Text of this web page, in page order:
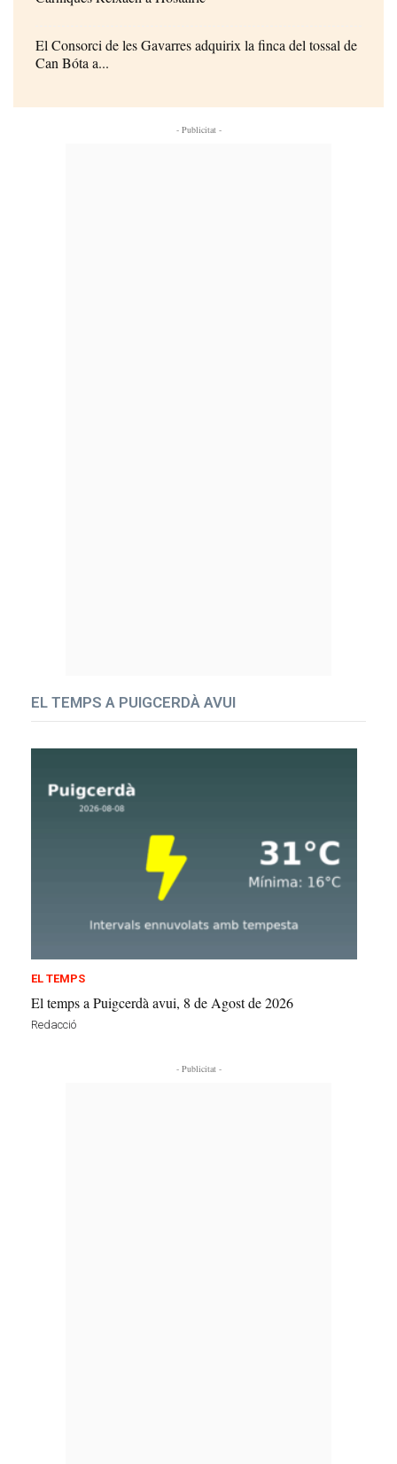
El Consorci de les Gavarres adquirix la finca del tossal de
Can Bóta a...
- Publicitat -
EL TEMPS A PUIGCERDÀ AVUI
EL TEMPS
El temps a Puigcerdà avui, 8 de Agost de 2026
Redacció
- Publicitat -